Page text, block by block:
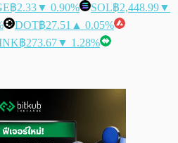
฿2.33▼ 0.90% SOL฿2,448.99▼
DOT฿27.51 ▲ 0.05%
฿273.67▼ 1.28%